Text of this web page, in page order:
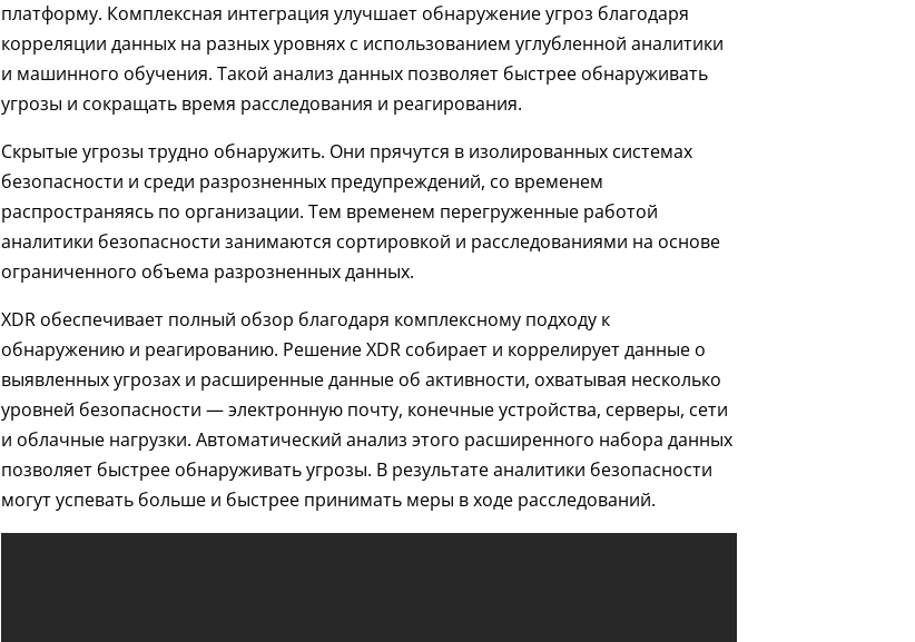
платформу. Комплексная интеграция улучшает обнаружение угроз благодаря
корреляции данных на разных уровнях с использованием углубленной аналитики
и машинного обучения. Такой анализ данных позволяет быстрее обнаруживать
угрозы и сокращать время расследования и реагирования.
Скрытые угрозы трудно обнаружить. Они прячутся в изолированных системах
безопасности и среди разрозненных предупреждений, со временем
распространяясь по организации. Тем временем перегруженные работой
аналитики безопасности занимаются сортировкой и расследованиями на основе
ограниченного объема разрозненных данных.
XDR обеспечивает полный обзор благодаря комплексному подходу к
обнаружению и реагированию. Решение XDR собирает и коррелирует данные о
выявленных угрозах и расширенные данные об активности, охватывая несколько
уровней безопасности — электронную почту, конечные устройства, серверы, сети
и облачные нагрузки. Автоматический анализ этого расширенного набора данных
позволяет быстрее обнаруживать угрозы. В результате аналитики безопасности
могут успевать больше и быстрее принимать меры в ходе расследований.